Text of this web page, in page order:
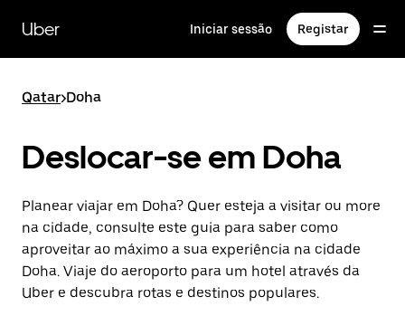
para
conteúdo
Uber Iniciar sessão Registar
Qatar>Doha
Deslocar-se em Doha
Planear viajar em Doha? Quer esteja a visitar ou more
na cidade, consulte este guia para saber como
aproveitar ao máximo a sua experiência na cidade
Doha. Viaje do aeroporto para um hotel através da
Uber e descubra rotas e destinos populares.